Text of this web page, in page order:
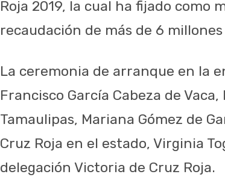
Roja 2019, la cual ha fijado como
recaudación de más de 6
La ceremonia de arranque en la
Francisco García Cabeza de
Tamaulipas, Mariana Gómez de
Cruz Roja en el estado, Virginia
delegación Victoria de Cruz Roja.